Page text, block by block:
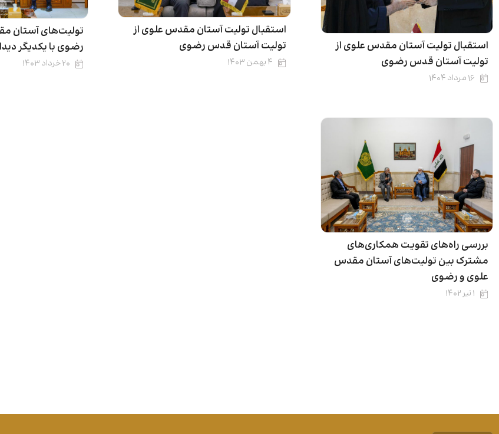
استقبال تولیت آستان مقدس علوی از
تولیت آستان قدس رضوی
۱۶ مرداد ۱۴۰۴
استقبال تولیت آستان مقدس علوی از
تولیت آستان قدس رضوی
۴ بهمن ۱۴۰۳
تولیت‌های آستان
رضوی با یکدیگر
۲۰ خرداد ۱۴۰۳
بررسی راه‌های تقویت همکاری‌های
مشترک بین تولیت‌های آستان مقدس
علوی و رضوی
۱ تیر ۱۴۰۲